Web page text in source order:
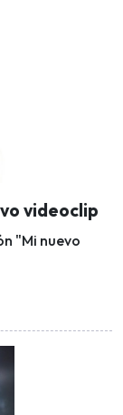
videoclip
"Mi nuevo